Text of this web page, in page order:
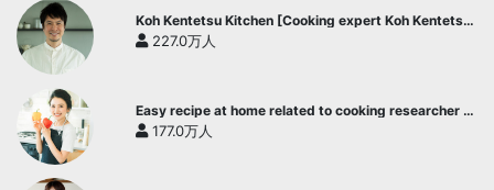
Koh Kentetsu Kitchen [Cooking expert Koh Kentetsu
official channel]
227.0万人
Easy recipe at home related to cooking researcher /
Yukari's Kitchen
177.0万人